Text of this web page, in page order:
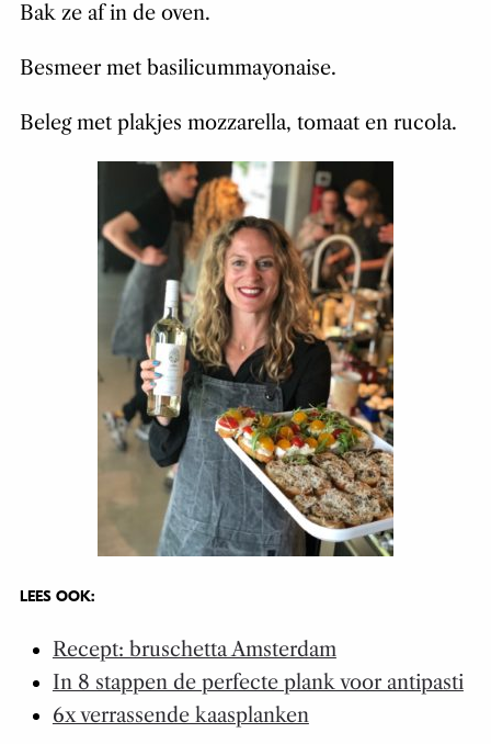
Bak ze af in de oven.
Besmeer met basilicummayonaise.
Beleg met plakjes mozzarella, tomaat en rucola.
LEES OOK:
Recept: bruschetta Amsterdam
In 8 stappen de perfecte plank voor antipasti
6x verrassende kaasplanken